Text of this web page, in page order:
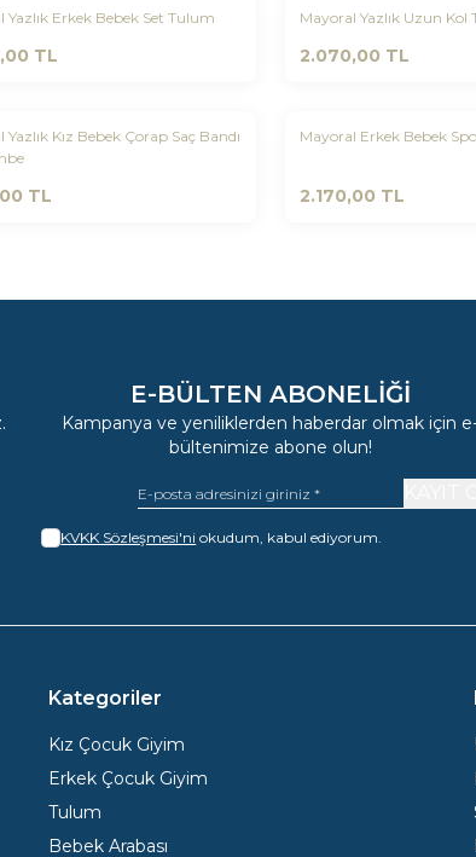
Yazlık Erkek Bebek Set Tulum
TL
Yeni
Mayoral Yazlık Uzun Kol
2.070,00 TL
Ekle
Yazlık Kız Bebek Çorap Saç Bandı
TL
Yeni
Mayoral Erkek Bebek
2.170,00 TL
E-BÜLTEN ABONELIĞI
Kampanya ve yeniliklerden haberdar olmak için
bültenimize abone olun!
KVKK Sözleşmesi'ni okudum, kabul ediyorum.
Kategoriler
Kız Çocuk Giyim
Erkek Çocuk Giyim
Tulum
Bebek Arabası